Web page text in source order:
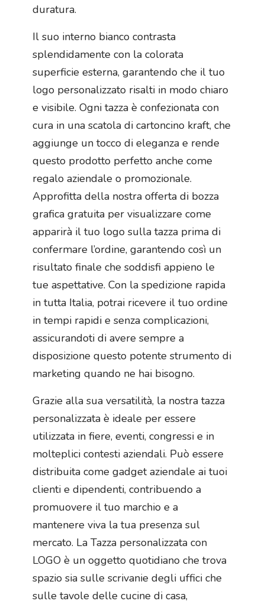
duratura.
Il suo interno bianco contrasta
splendidamente con la colorata
superficie esterna, garantendo che il tuo
logo personalizzato risalti in modo chiaro
e visibile. Ogni tazza è confezionata con
cura in una scatola di cartoncino kraft, che
aggiunge un tocco di eleganza e rende
questo prodotto perfetto anche come
regalo aziendale o promozionale.
Approfitta della nostra offerta di bozza
grafica gratuita per visualizzare come
apparirà il tuo logo sulla tazza prima di
confermare l’ordine, garantendo così un
risultato finale che soddisfi appieno le
tue aspettative. Con la spedizione rapida
in tutta Italia, potrai ricevere il tuo ordine
in tempi rapidi e senza complicazioni,
assicurandoti di avere sempre a
disposizione questo potente strumento di
marketing quando ne hai bisogno.
Grazie alla sua versatilità, la nostra tazza
personalizzata è ideale per essere
utilizzata in fiere, eventi, congressi e in
molteplici contesti aziendali. Può essere
distribuita come gadget aziendale ai tuoi
clienti e dipendenti, contribuendo a
promuovere il tuo marchio e a
mantenere viva la tua presenza sul
mercato. La Tazza personalizzata con
LOGO è un oggetto quotidiano che trova
spazio sia sulle scrivanie degli uffici che
sulle tavole delle cucine di casa,